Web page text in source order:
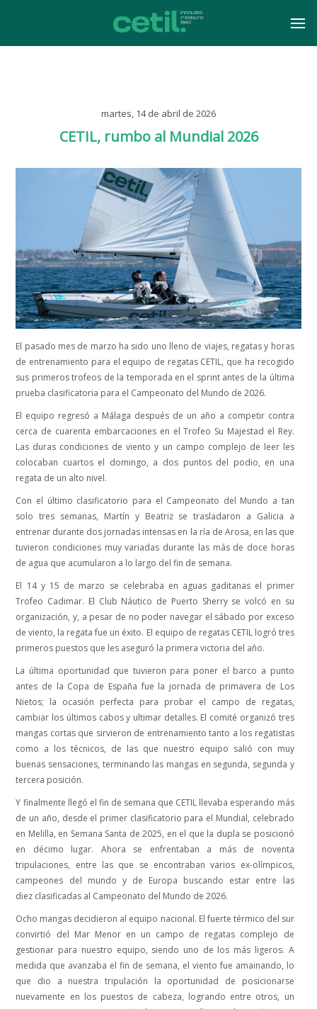
martes, 14 de abril de 2026
CETIL, rumbo al Mundial 2026
El pasado mes de marzo ha sido uno lleno de viajes, regatas y horas
de entrenamiento para el equipo de regatas CETIL, que ha recogido
sus primeros trofeos de la temporada en el sprint antes de la última
prueba clasificatoria para el Campeonato del Mundo de 2026.
El equipo regresó a Málaga después de un año a competir contra
cerca de cuarenta embarcaciones en el Trofeo Su Majestad el Rey.
Las duras condiciones de viento y un campo complejo de leer les
colocaban cuartos el domingo, a dos puntos del podio, en una
regata de un alto nivel.
Con el último clasificatorio para el Campeonato del Mundo a tan
solo tres semanas, Martín y Beatriz se trasladaron a Galicia a
entrenar durante dos jornadas intensas en la ría de Arosa, en las que
tuvieron condiciones muy variadas durante las más de doce horas
de agua que acumularon a lo largo del fin de semana.
El 14 y 15 de marzo se celebraba en aguas gaditanas el primer
Trofeo Cadimar. El Club Náutico de Puerto Sherry se volcó en su
organización, y, a pesar de no poder navegar el sábado por exceso
de viento, la regata fue un éxito. El equipo de regatas CETIL logró tres
primeros puestos que les aseguró la primera victoria del año.
La última oportunidad que tuvieron para poner el barco a punto
antes de la Copa de España fue la jornada de primavera de Los
Nietos; la ocasión perfecta para probar el campo de regatas,
cambiar los últimos cabos y ultimar detalles. El comité organizó tres
mangas cortas que sirvieron de entrenamiento tanto a los regatistas
como a los técnicos, de las que nuestro equipo salió con muy
buenas sensaciones, terminando las mangas en segunda, segunda y
tercera posición.
Y finalmente llegó el fin de semana que CETIL llevaba esperando más
de un año, desde el primer clasificatorio para el Mundial, celebrado
en Melilla, en Semana Santa de 2025, en el que la dupla se posicionó
en décimo lugar. Ahora se enfrentaban a más de noventa
tripulaciones, entre las que se encontraban varios ex-olímpicos,
campeones del mundo y de Europa buscando estar entre las
diez clasificadas al Campeonato del Mundo de 2026.
Ocho mangas decidieron al equipo nacional. El fuerte térmico del sur
convirtió del Mar Menor en un campo de regatas complejo de
gestionar para nuestro equipo, siendo uno de los más ligeros. A
medida que avanzaba el fin de semana, el viento fue amainando, lo
que dio a nuestra tripulación la oportunidad de posicionarse
nuevamente en los puestos de cabeza, logrando entre otros, un